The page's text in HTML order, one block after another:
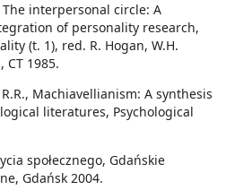
interpersonal circle: A
of personality research,
(t. 1), red. R. Hogan, W.H.
CT 1985.
Machiavellianism: A synthesis
literatures, Psychological
społecznego, Gdańskie
Gdańsk 2004.